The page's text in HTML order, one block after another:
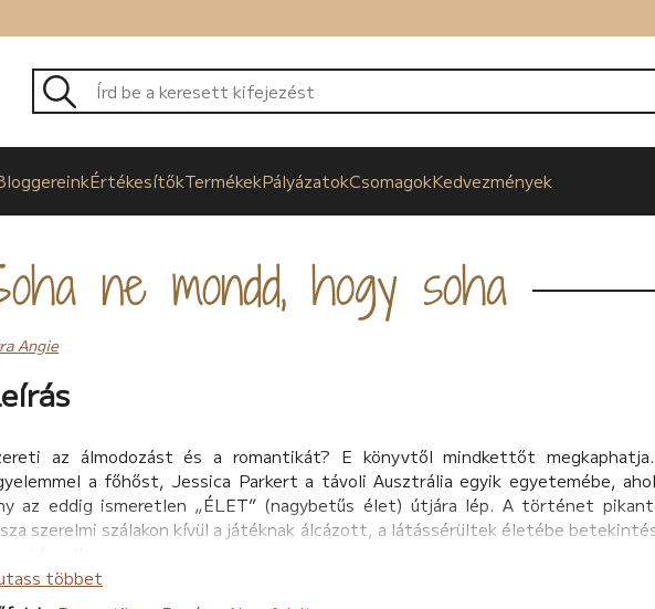
ÉrtékesítőkTermékekPályázatokCsomagokKedvezmények
ne mondd, hogy soha
Angie
az álmodozást és a romantikát? E könyvtől mindkettőt
a főhőst, Jessica Parkert a távoli Ausztrália egyik egyetemébe,
az eddig ismeretlen „ÉLET” (nagybetűs élet) útjára lép. A történet
szerelmi szálakon kívül a játéknak álcázott, a látássérültek életébe
többet